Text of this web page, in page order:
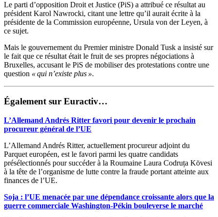
Le parti d’opposition Droit et Justice (PiS) a attribué ce résultat au
président Karol Nawrocki, citant une lettre qu’il aurait écrite à la
présidente de la Commission européenne, Ursula von der Leyen, à
ce sujet.
Mais le gouvernement du Premier ministre Donald Tusk a insisté sur
le fait que ce résultat était le fruit de ses propres négociations à
Bruxelles, accusant le PiS de mobiliser des protestations contre une
question « qui n’existe plus ».
Également sur Euractiv…
L’Allemand Andrés Ritter favori pour devenir le prochain
procureur général de l’UE
L’Allemand Andrés Ritter, actuellement procureur adjoint du
Parquet européen, est le favori parmi les quatre candidats
présélectionnés pour succéder à la Roumaine Laura Codruța Kövesi
à la tête de l’organisme de lutte contre la fraude portant atteinte aux
finances de l’UE.
Soja : l’UE menacée par une dépendance croissante alors que la
guerre commerciale Washington-Pékin bouleverse le marché